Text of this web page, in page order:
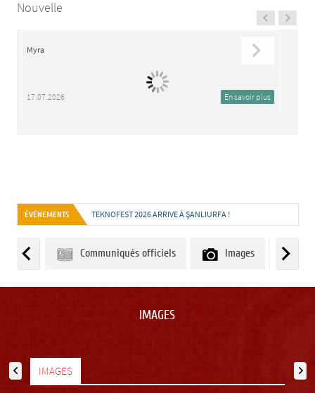
Nouvelle
Myra
17.07.2026 En savoir plus
ÉVÉNEMENTS TEKNOFEST 2026 ARRIVE À ŞANLIURFA !
Communiqués officiels Images
IMAGES
IMAGES